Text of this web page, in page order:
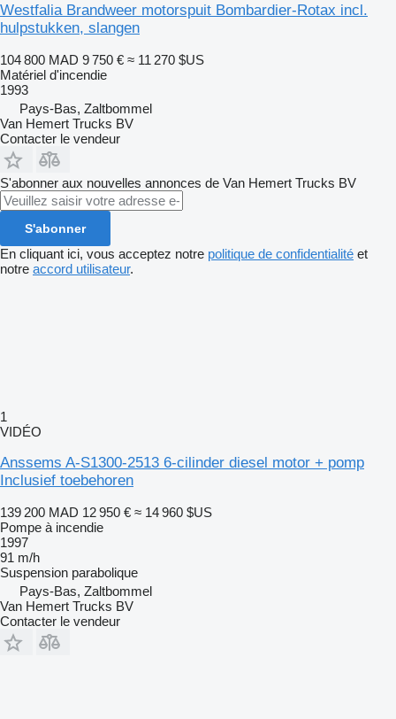
Westfalia Brandweer motorspuit Bombardier-Rotax incl.
hulpstukken, slangen
104 800 MAD 9 750 € ≈ 11 270 $US
Matériel d'incendie
1993
Pays-Bas, Zaltbommel
Van Hemert Trucks BV
Contacter le vendeur
S'abonner aux nouvelles annonces de Van Hemert Trucks BV
S'abonner
En cliquant ici, vous acceptez notre politique de confidentialité et
notre accord utilisateur.
1
VIDÉO
Anssems A-S1300-2513 6-cilinder diesel motor + pomp
Inclusief toebehoren
139 200 MAD 12 950 € ≈ 14 960 $US
Pompe à incendie
1997
91 m/h
Suspension parabolique
Pays-Bas, Zaltbommel
Van Hemert Trucks BV
Contacter le vendeur